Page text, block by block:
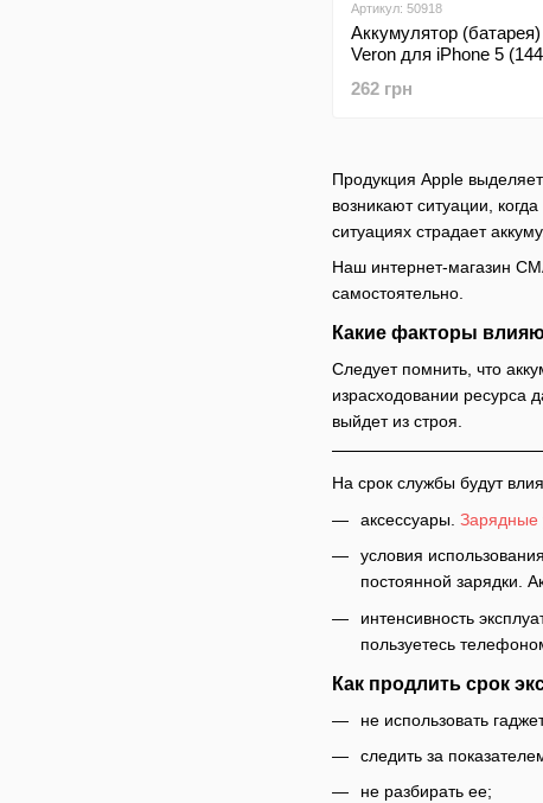
Продукция Apple
возникают ситуации,
ситуациях страдает
Наш интернет-магазин
самостоятельно.
Какие факторы
Следует помнить, что
израсходовании ресурса
выйдет из строя.
На срок службы будут
аксессуары. Зарядные
условия
постоянной зарядки.
интенсивность
пользуетесь
Как продлить срок
не использовать
следить за
не разбирать ее;
Артикул: 50918
Аккумулятор
Veron для iPhone 5
262 грн